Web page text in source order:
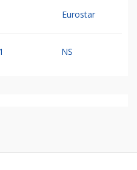
Eurostar
NS